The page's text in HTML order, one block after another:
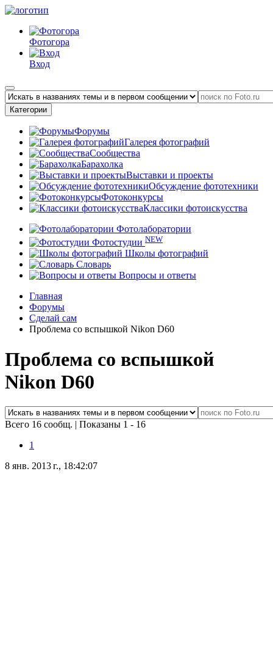
Фотогора
Вход
Категории
Форумы
Галерея фотографий
Сообщества
Барахолка
Выставки и проекты
Обсуждение фототехники
Фотоконкурсы
Классики фотоискусства
Фотолаборатории
Фотостудии NEW
Школы фотографий
Словарь
Вопросы и ответы
Главная
Форумы
Сделай сам
Проблема со вспышкой Nikon D60
Проблема со вспышкой
Nikon D60
Всего 16 сообщ. | Показаны 1 - 16
1
8 янв. 2013 г., 18:42:07